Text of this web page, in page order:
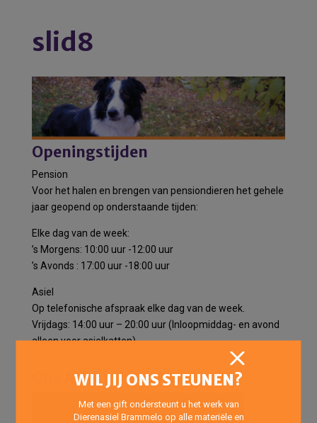
slid8
Openingstijden
Pension
Voor het halen en brengen van pensiondieren het gehele
jaar geopend op onderstaande tijden:
Elke dag van de week:
’s Morgens: 10:00 uur -12:00 uur
’s Avonds : 17:00 uur -18:00 uur
Asiel
Op telefonische afspraak elke dag van de week.
Vrijdags: 14:00 uur – 20:00 uur (Inloopmiddag- en avond
alleen voor asielkatten)
Ons Asiel in het nieuws
WIL JIJ ONS STEUNEN?
Met een gift ondersteunt u het werk van
Dierenasiel Brammelo op alle materiële en